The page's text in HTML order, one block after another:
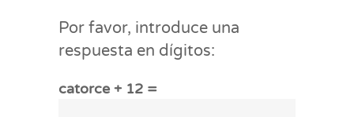
Por favor, introduce una
respuesta en dígitos:
catorce + 12 =